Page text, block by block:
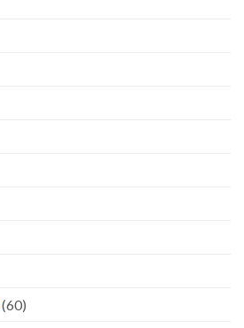
(60)